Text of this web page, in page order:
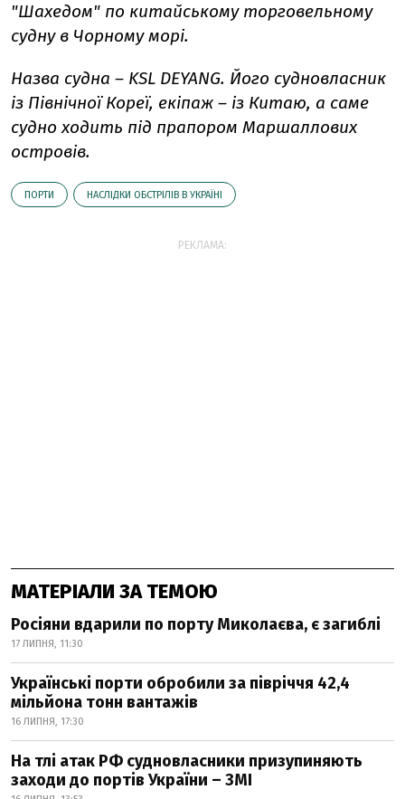
"Шахедом" по китайському торговельному
судну в Чорному морі.
Назва судна – KSL DEYANG. Його судновласник
із Північної Кореї, екіпаж – із Китаю, а саме
судно ходить під прапором Маршаллових
островів.
ПОРТИ НАСЛІДКИ ОБСТРІЛІВ В УКРАЇНІ
РЕКЛАМА:
МАТЕРІАЛИ ЗА ТЕМОЮ
Росіяни вдарили по порту Миколаєва, є загиблі
17 ЛИПНЯ, 11:30
Українські порти обробили за півріччя 42,4
мільйона тонн вантажів
16 ЛИПНЯ, 17:30
На тлі атак РФ судновласники призупиняють
заходи до портів України – ЗМІ